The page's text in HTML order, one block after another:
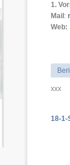
1.
Mail :
Web:
xxx
18-1-